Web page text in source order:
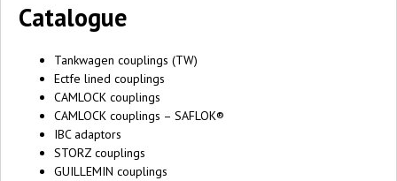
Catalogue
Tankwagen couplings (TW)
Ectfe lined couplings
CAMLOCK couplings
CAMLOCK couplings – SAFLOK®
IBC adaptors
STORZ couplings
GUILLEMIN couplings